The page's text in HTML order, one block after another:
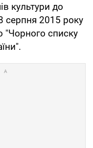
культури до
серпня 2015 року
"Чорного списку